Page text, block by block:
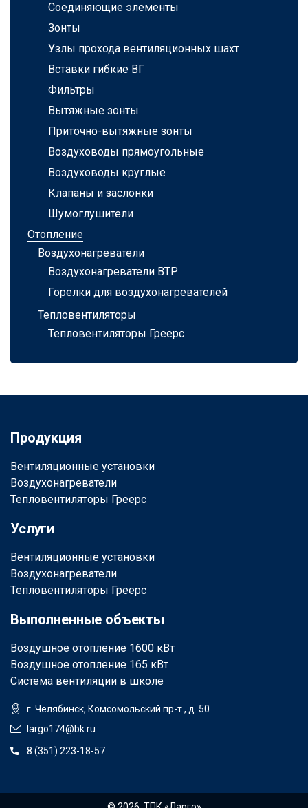
Соединяющие элементы
Зонты
Узлы прохода вентиляционных шахт
Вставки гибкие ВГ
Фильтры
Вытяжные зонты
Приточно-вытяжные зонты
Воздуховоды прямоугольные
Воздуховоды круглые
Клапаны и заслонки
Шумоглушители
Отопление
Воздухонагреватели
Воздухонагреватели ВТР
Горелки для воздухонагревателей
Тепловентиляторы
Тепловентиляторы Греерс
Продукция
Вентиляционные установки
Воздухонагреватели
Тепловентиляторы Греерс
Услуги
Вентиляционные установки
Воздухонагреватели
Тепловентиляторы Греерс
Выполненные объекты
Воздушное отопление 1600 кВт
Воздушное отопление 165 кВт
Система вентиляции в школе
г. Челябинск, Комсомольский пр-т., д. 50
largo174@bk.ru
8 (351) 223-18-57